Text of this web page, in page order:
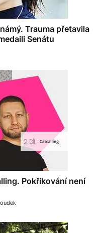
Trauma přetavila
Senátu
Pokřikování není